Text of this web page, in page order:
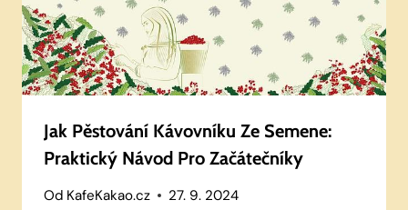
Jak Pěstování Kávovníku Ze Semene:
Praktický Návod Pro Začátečníky
Od KafeKakao.cz 27. 9. 2024